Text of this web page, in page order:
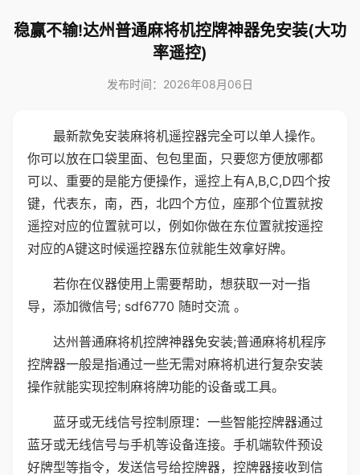
稳赢不输!达州普通麻将机控牌神器免安装(大功
率遥控)
发布时间：2026年08月06日
最新款免安装麻将机遥控器完全可以单人操作。
你可以放在口袋里面、包包里面，只要您方便放哪都
可以、重要的是能方便操作，遥控上有A,B,C,D四个按
键，代表东，南，西，北四个方位，座那个位置就按
遥控对应的位置就可以，例如你做在东位置就按遥控
对应的A键这时候遥控器东位就能生效拿好牌。
若你在仪器使用上需要帮助，想获取一对一指
导，添加微信号; sdf6770 随时交流 。
达州普通麻将机控牌神器免安装;普通麻将机程序
控牌器一般是指通过一些无需对麻将机进行复杂安装
操作就能实现控制麻将牌功能的设备或工具。
蓝牙或无线信号控制原理：一些智能控牌器通过
蓝牙或无线信号与手机等设备连接。手机端软件预设
好牌型等指令，发送信号给控牌器，控牌器接收到信